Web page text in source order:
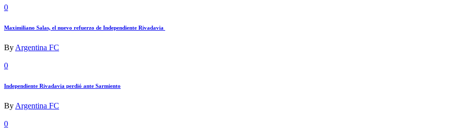
0
Maximiliano Salas, el nuevo refuerzo de Independiente Rivadavia
By Argentina FC
0
Independiente Rivadavia perdió ante Sarmiento
By Argentina FC
0